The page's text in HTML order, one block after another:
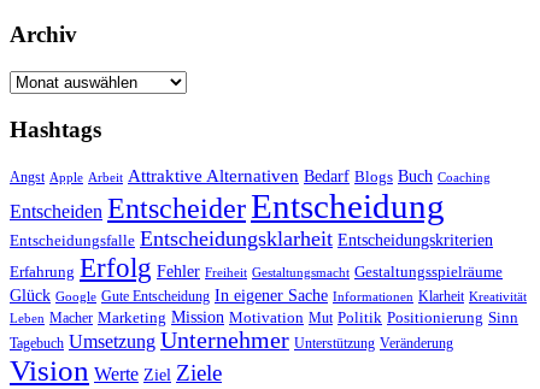
Archiv
Archiv
Hashtags
Angst Apple Arbeit Attraktive Alternativen Bedarf Blogs Buch Coaching
Entscheiden EntscheiderEntscheidung
Entscheidungsfalle Entscheidungsklarheit Entscheidungskriterien
Erfahrung Erfolg Fehler Freiheit Gestaltungsmacht Gestaltungsspielräume
Glück Google Gute Entscheidung In eigener Sache Informationen Klarheit Kreativität
Leben Macher Marketing Mission Motivation Mut Politik Positionierung Sinn
Tagebuch Umsetzung Unternehmer Unterstützung Veränderung
Vision Werte Ziel Ziele